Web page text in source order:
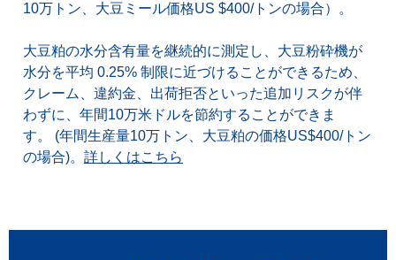
10万トン、大豆ミール価格US $400/トンの場合）。
大豆粕の水分含有量を継続的に測定し、大豆粉砕機が
水分を平均 0.25% 制限に近づけることができるため、
クレーム、違約金、出荷拒否といった追加リスクが伴
わずに、年間10万米ドルを節約することができま
す。 (年間生産量10万トン、大豆粕の価格US$400/トン
の場合)。 詳しくはこちら